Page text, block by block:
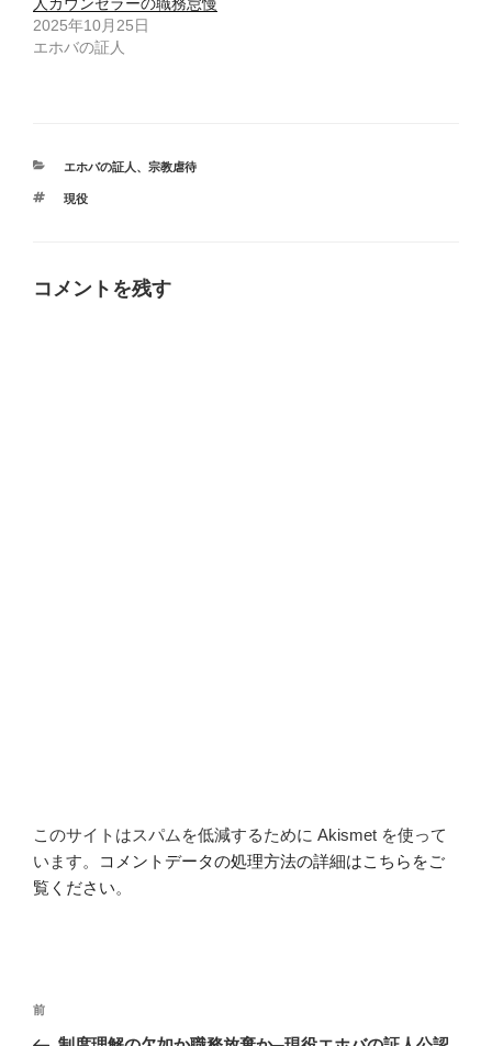
人カウンセラーの職務怠慢
2025年10月25日
エホバの証人
カ
ゴ
エホバの証人、 宗教虐待
タ
現役
コメントを残す
このサイトはスパムを低減するために Akismet を使って
います。
コメントデータの処理方法の詳細はこちらをご
覧ください。
投
前
の
前